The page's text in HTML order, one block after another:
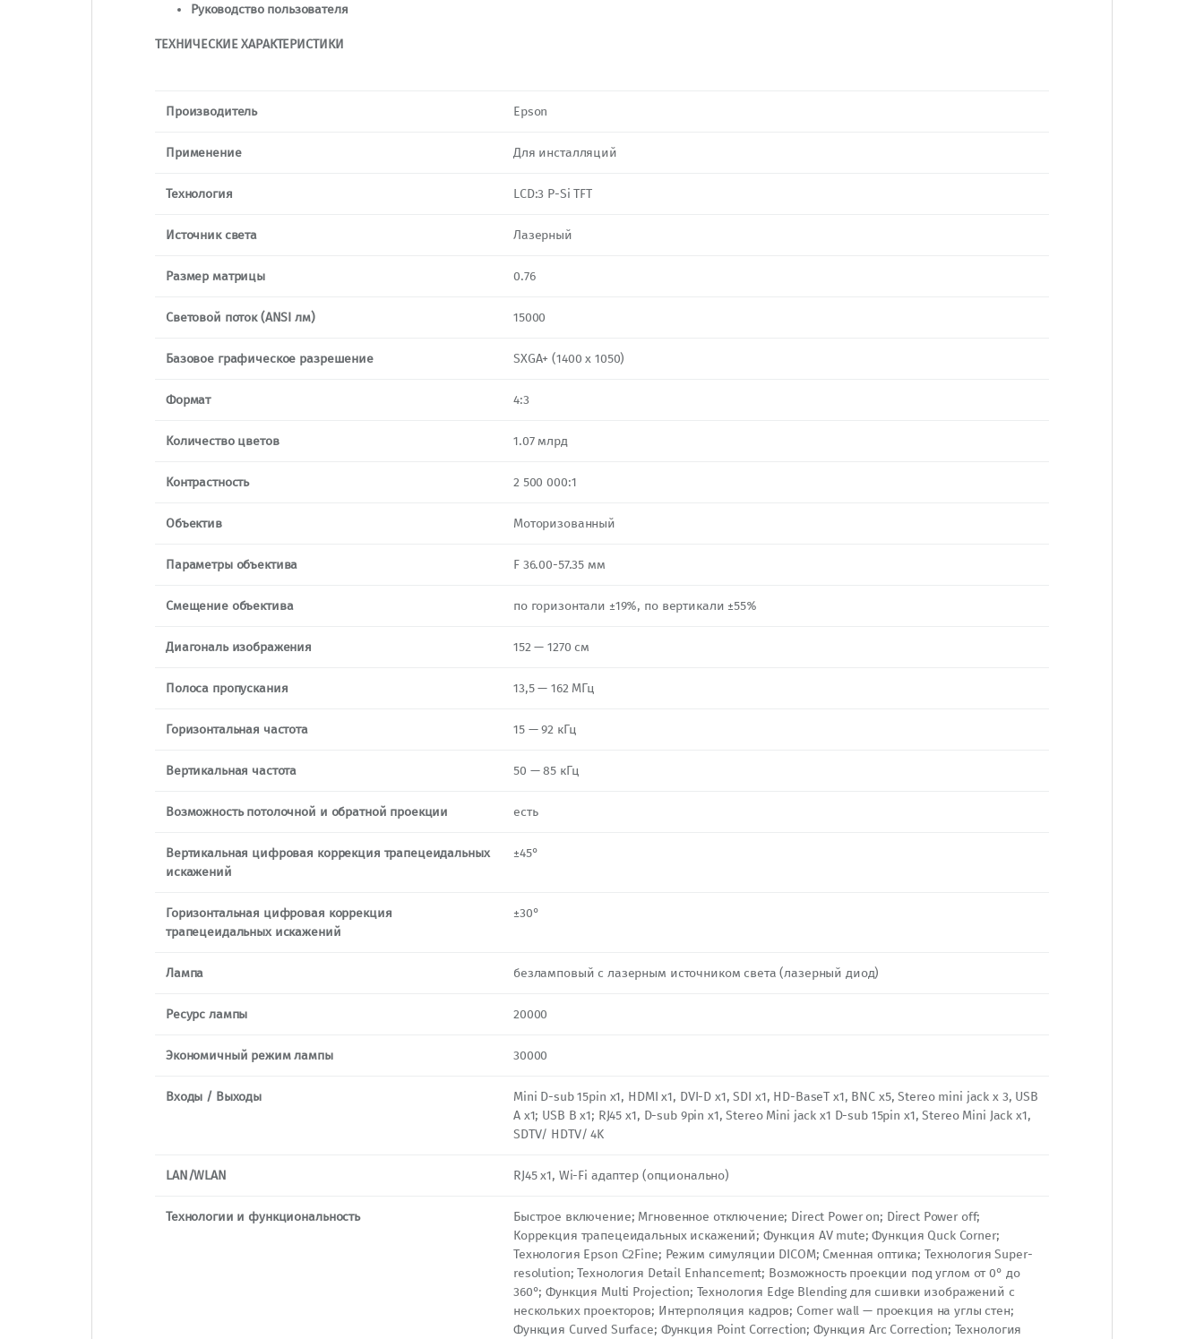
Руководство пользователя
ТЕХНИЧЕСКИЕ ХАРАКТЕРИСТИКИ
Производитель Epson
Применение Для инсталляций
Технология LCD:3 P-Si TFT
Источник света Лазерный
Размер матрицы 0.76
Световой поток (ANSI лм) 15000
Базовое графическое разрешение SXGA+ (1400 x 1050)
Формат 4:3
Количество цветов 1.07 млрд
Контрастность 2 500 000:1
Объектив Моторизованный
Параметры объектива F 36.00-57.35 мм
Смещение объектива по горизонтали ±19%, по вертикали ±55%
Диагональ изображения 152 — 1270 см
Полоса пропускания 13,5 — 162 МГц
Горизонтальная частота 15 — 92 кГц
Вертикальная частота 50 — 85 кГц
Возможность потолочной и обратной проекции есть
Вертикальная цифровая коррекция трапецеидальных
искажений
±45°
Горизонтальная цифровая коррекция
трапецеидальных искажений
±30°
Лампа безламповый с лазерным источником света (лазерный диод)
Ресурс лампы 20000
Экономичный режим лампы 30000
Входы / Выходы
Mini D-sub 15pin x1, HDMI x1, DVI-D x1, SDI х1, HD-BaseT x1, BNC x5, Stereo mini jack х 3, USB
A x1; USB B x1; RJ45 x1, D-sub 9pin x1, Stereo Mini jack x1 D-sub 15pin x1, Stereo Mini Jack x1,
SDTV/ HDTV/ 4K
LAN/WLAN RJ45 x1, Wi-Fi адаптер (опционально)
Технологии и функциональность
Быстрое включение; Мгновенное отключение; Direct Power on; Direct Power off;
Коррекция трапецеидальных искажений; Функция AV mute; Функция Quck Corner;
Технология Epson C2Fine; Режим симуляции DICOM; Сменная оптика; Технология Super-
resolution; Технология Detail Enhancement; Возможность проекции под углом от 0° до
360°; Функция Multi Projection; Технология Edge Blending для сшивки изображений с
нескольких проекторов; Интерполяция кадров; Corner wall — проекция на углы стен;
Функция Curved Surface; Функция Point Correction; Функция Arc Correction; Технология